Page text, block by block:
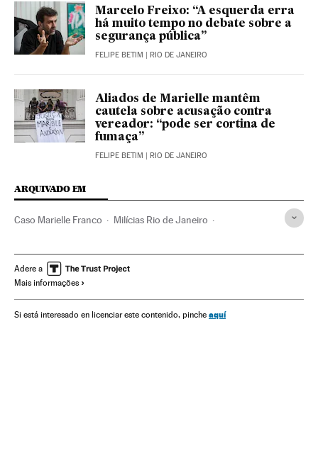
Marcelo Freixo: “A esquerda erra
há muito tempo no debate sobre a
segurança pública”
FELIPE BETIM | RIO DE JANEIRO
Aliados de Marielle mantêm
cautela sobre acusação contra
vereador: “pode ser cortina de
fumaça”
FELIPE BETIM | RIO DE JANEIRO
ARQUIVADO EM
Caso Marielle Franco Milícias Rio de Janeiro
Crime organizado Brasil
Delinquência
Acontecimentos América Delitos Justiça
Adere a
Mais informações
Si está interesado en licenciar este contenido, pinche aquí